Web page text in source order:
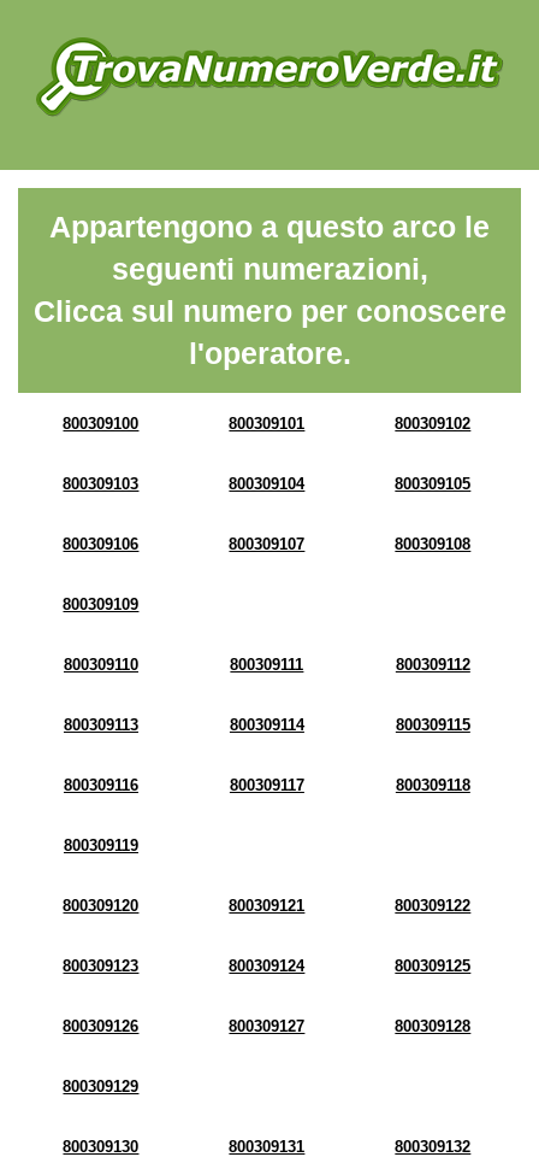
Appartengono a questo arco le
seguenti numerazioni,
Clicca sul numero per conoscere
l'operatore.
800309100 800309101 800309102
800309103 800309104 800309105
800309106 800309107 800309108
800309109
800309110 800309111 800309112
800309113 800309114 800309115
800309116 800309117 800309118
800309119
800309120 800309121 800309122
800309123 800309124 800309125
800309126 800309127 800309128
800309129
800309130 800309131 800309132